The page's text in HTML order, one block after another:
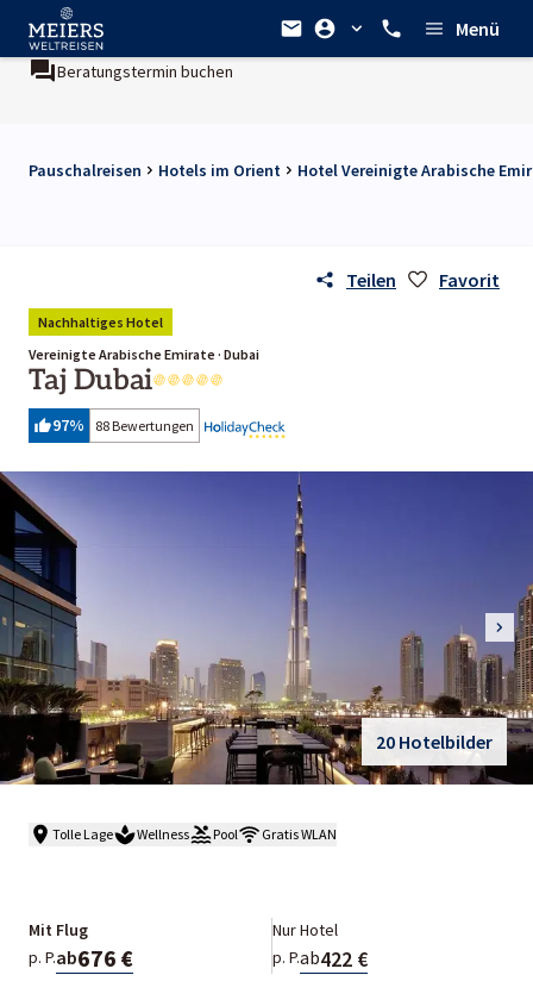
Menü
buchen Ein Unternehmen der
Pauschalreisen Hotels im Orient Hotel Vereinigte Arabische
Teilen Favorit
Nachhaltiges Hotel
Vereinigte Arabische Emirate · Dubai
Taj Dubai
97% 88 Bewertungen
20 Hotelbilder
Tolle Lage Wellness Pool Gratis WLAN
Mit Flug
p. P.ab676 €
Nur Hotel
p. P.ab422 €